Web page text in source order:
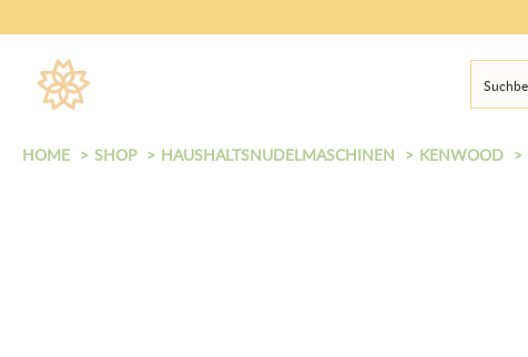
HOME SHOP HAUSHALTSNUDELMASCHINEN KENWOOD